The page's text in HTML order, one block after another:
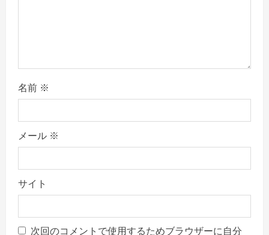
名前 ※
メール ※
サイト
次回のコメントで使用するためブラウザーに自分